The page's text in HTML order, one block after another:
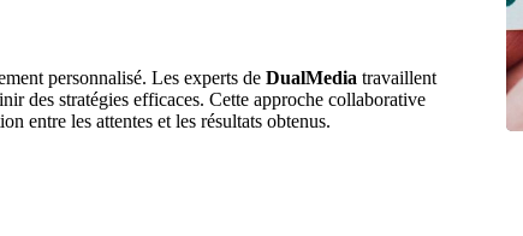
personnalisé. Les experts de DualMedia travaillent
des stratégies efficaces. Cette approche collaborative
entre les attentes et les résultats obtenus.